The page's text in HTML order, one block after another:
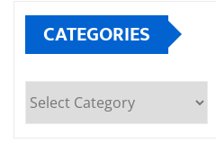
CATEGORIES
Categories